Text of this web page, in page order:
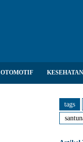
OTOMOTIF
tags